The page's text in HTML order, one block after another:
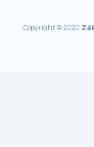
Copyright © 2020